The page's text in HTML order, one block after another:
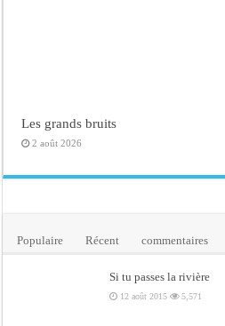
Les grands bruits
2 août 2026
Populaire Récent commentaires
Si tu passes la rivière
12 août 2015 5,571